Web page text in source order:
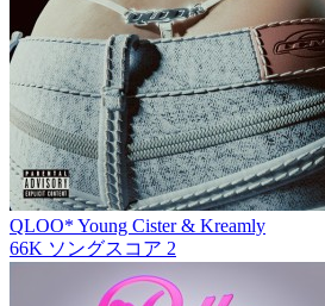
QLOO* Young Cister & Kreamly
66K ソングスコア 2